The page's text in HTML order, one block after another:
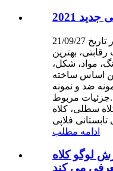
2021
21/09/27
رقابتی، بهترین
و تحویل سریع.2. رنگ، مواد، شکل،
اساس ساخته
نمونه ضد و نمونه
مربوط
سطلی، کلاه
ادامه مطلب
لوگو کلاه
می کند